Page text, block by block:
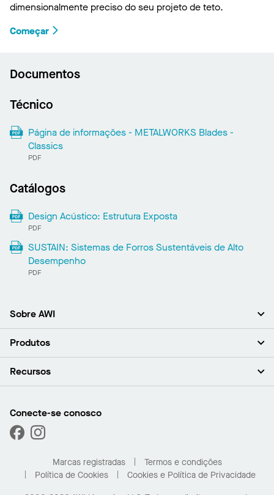
dimensionalmente preciso do seu projeto de teto.
Começar
Documentos
Técnico
Página de informações - METALWORKS Blades -
Classics
PDF
Catálogos
Design Acústico: Estrutura Exposta
PDF
SUSTAIN: Sistemas de Forros Sustentáveis ​​de Alto
Desempenho
PDF
Sobre AWI
Sobre nós (em inglês)
Sala de imprensa (em inglês)
Produtos
Forros
Capacidades personalizadas
Desempenho
Recursos
Encontre um distribuidor
Galeria de projetos
Conecte-se conosco
Marcas registradas
Termos e condições
Política de Cookies
Cookies e Política de Privacidade